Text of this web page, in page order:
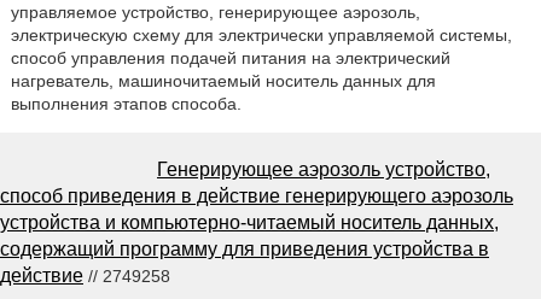
управляемое устройство, генерирующее аэрозоль,
электрическую схему для электрически управляемой системы,
способ управления подачей питания на электрический
нагреватель, машиночитаемый носитель данных для
выполнения этапов способа.
Генерирующее аэрозоль устройство,
способ приведения в действие генерирующего аэрозоль
устройства и компьютерно-читаемый носитель данных,
содержащий программу для приведения устройства в
действие // 2749258